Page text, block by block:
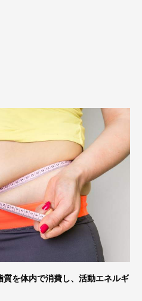
を体内で消費し、活動エネルギ